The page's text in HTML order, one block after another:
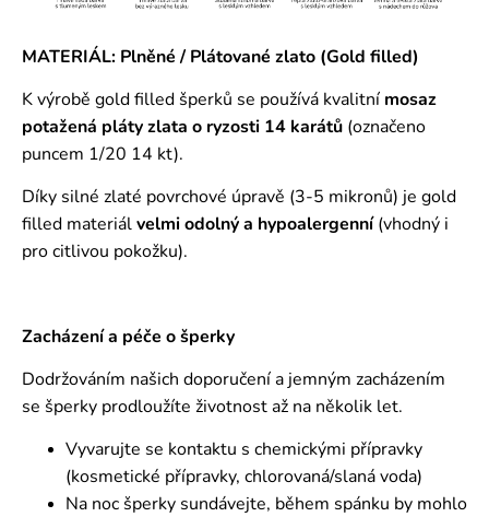
MATERIÁL: Plněné / Plátované zlato (Gold filled)
K výrobě gold filled šperků se používá kvalitní mosaz
potažená pláty zlata o ryzosti 14 karátů (označeno
puncem 1/20 14 kt).
Díky silné zlaté povrchové úpravě (3-5 mikronů) je gold
filled materiálvelmi odolný a hypoalergenní(vhodný i
pro citlivou pokožku).
Zacházení a péče o šperky
Dodržováním našich doporučení a jemným zacházením
se šperky prodloužíte životnost až na několik let.
Vyvarujte se kontaktu s chemickými přípravky
(kosmetické přípravky, chlorovaná/slaná voda)
Na noc šperky sundávejte, během spánku by mohlo